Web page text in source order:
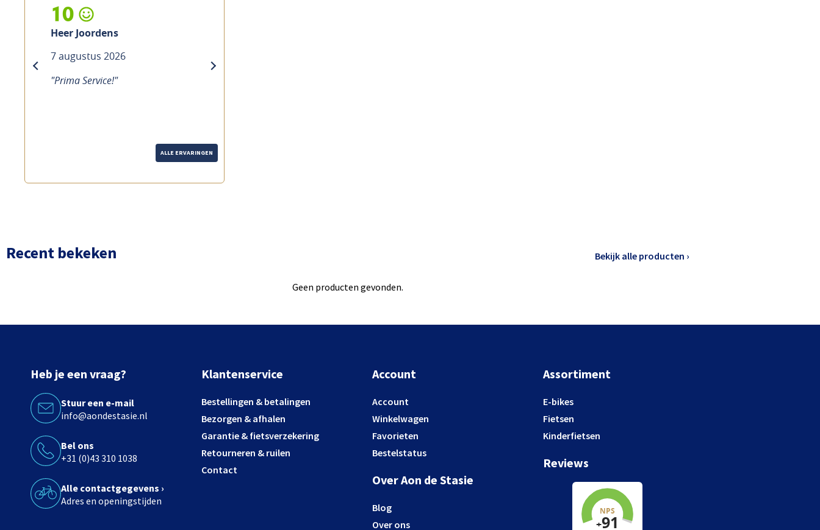
10
Heer Joordens
7 augustus 2026
"Prima Service!"
next
ALLE ERVARINGEN
Recent bekeken Bekijk alle producten ›
Geen producten gevonden.
Heb je een vraag?
Stuur een e-mail
info@aondestasie.nl
Bel ons
+31 (0)43 310 1038
Alle contactgegevens ›
Adres en openingstijden
Klantenservice
Bestellingen & betalingen
Bezorgen & afhalen
Garantie & fietsverzekering
Retourneren & ruilen
Contact
Account
Account
Winkelwagen
Favorieten
Bestelstatus
Over Aon de Stasie
Blog
Over ons
Assortiment
E-bikes
Fietsen
Kinderfietsen
Reviews